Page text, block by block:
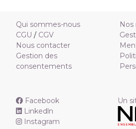
Qui sommes-nous
CGU / CGV
Nous contacter
Gestion des
consentements
Facebook
Linkedln
Instagram
Un